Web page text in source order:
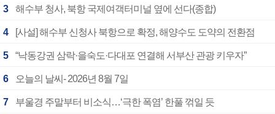
3 해수부 청사, 북항 국제여객터미널 옆에 선다(종합)
4 [사설] 해수부 신청사 북항으로 확정, 해양수도 도약의 전환점
5 “낙동강권 삼락·을숙도·다대포 연결해 서부산 관광 키우자”
6 오늘의 날씨- 2026년 8월 7일
7 부울경 주말부터 비소식…‘극한 폭염’ 한풀 꺾일 듯